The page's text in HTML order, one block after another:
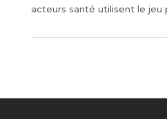
acteurs santé utilisent le jeu